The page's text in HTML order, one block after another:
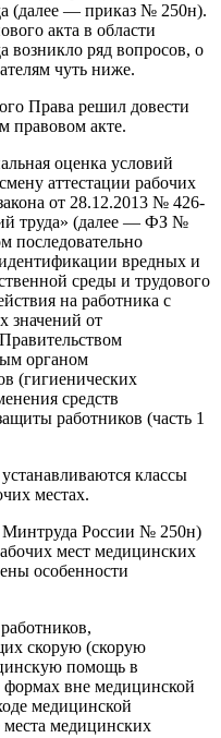
(далее — приказ № 250н).
акта в области
возникло ряд вопросов, о
чуть ниже.
Права решил довести
правовом акте.
оценка условий
аттестации рабочих
от 28.12.2013 № 426-
труда» (далее — ФЗ №
последовательно
вредных и
среды и трудового
на работника с
значений от
органом
(гигиенических
средств
работников (часть 1
классы
местах.
Минтруда России № 250н)
мест медицинских
особенности
скорую (скорую
помощь в
вне медицинской
медицинской
медицинских